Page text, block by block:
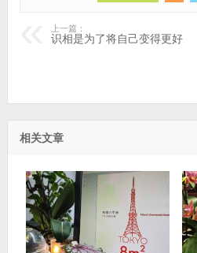
上一篇：
识相是为了将自己变得更好
相关文章